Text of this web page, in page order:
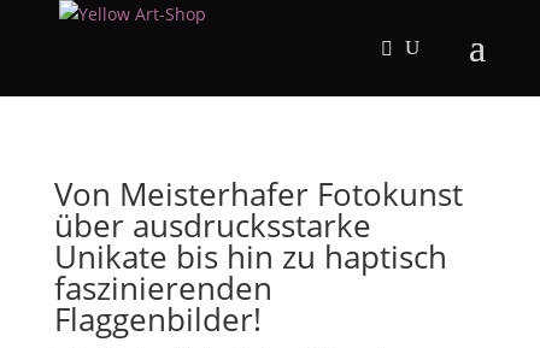
Von Meisterhafer Fotokunst
über ausdrucksstarke
Unikate bis hin zu haptisch
faszinierenden
Flaggenbilder!